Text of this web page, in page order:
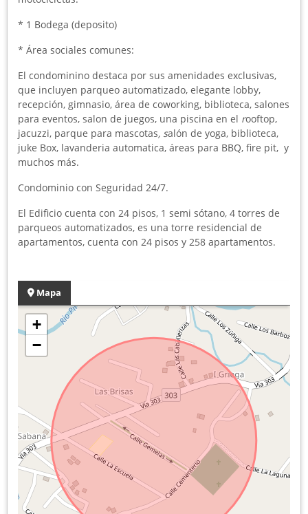
* 1 Bodega (deposito)
* Área sociales comunes:
El condominino destaca por sus amenidades exclusivas,
que incluyen parqueo automatizado, elegante lobby,
recepción, gimnasio, área de coworking, biblioteca, salones
para eventos, salon de juegos, una piscina en el rooftop,
jacuzzi, parque para mascotas, salón de yoga, biblioteca,
juke Box, lavanderia automatica, áreas para BBQ, fire pit, y
muchos más.
Condominio con Seguridad 24/7.
El Edificio cuenta con 24 pisos, 1 semi sótano, 4 torres de
parqueos automatizados, es una torre residencial de
apartamentos, cuenta con 24 pisos y 258 apartamentos.
Mapa
+
−